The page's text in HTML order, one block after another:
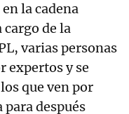
la cadena
de la
varias personas
expertos y se
que ven por
para después